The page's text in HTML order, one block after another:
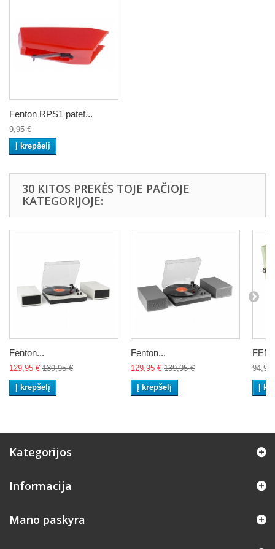
Fenton RPS1 patef...
9,95 €
Į krepšelį
30 KITOS PREKĖS TOJE PAČIOJE
KATEGORIJOJE:
Fenton...
129,95 € 139,95 €
Į krepšelį
Fenton...
129,95 € 139,95 €
Į krepšelį
94,95
Į
Kategorijos
Informacija
Mano paskyra